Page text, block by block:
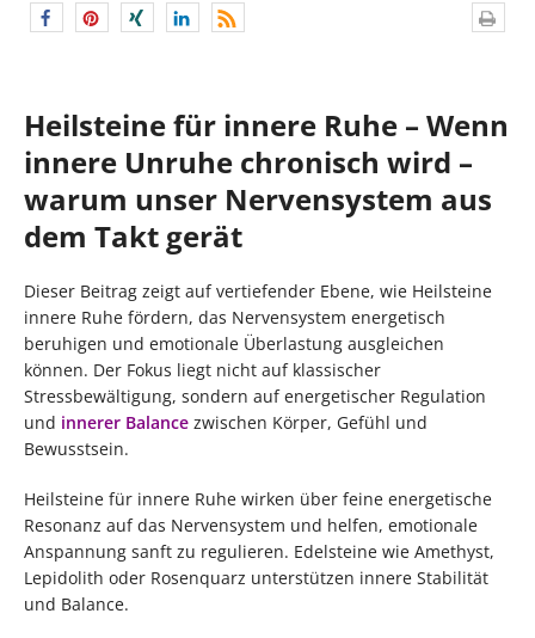
Heilsteine für innere Ruhe – Wenn
innere Unruhe chronisch wird –
warum unser Nervensystem aus
dem Takt gerät
Dieser Beitrag zeigt auf vertiefender Ebene, wie Heilsteine
innere Ruhe fördern, das Nervensystem energetisch
beruhigen und emotionale Überlastung ausgleichen
können. Der Fokus liegt nicht auf klassischer
Stressbewältigung, sondern auf energetischer Regulation
und innerer Balance zwischen Körper, Gefühl und
Bewusstsein.
Heilsteine für innere Ruhe wirken über feine energetische
Resonanz auf das Nervensystem und helfen, emotionale
Anspannung sanft zu regulieren. Edelsteine wie Amethyst,
Lepidolith oder Rosenquarz unterstützen innere Stabilität
und Balance.